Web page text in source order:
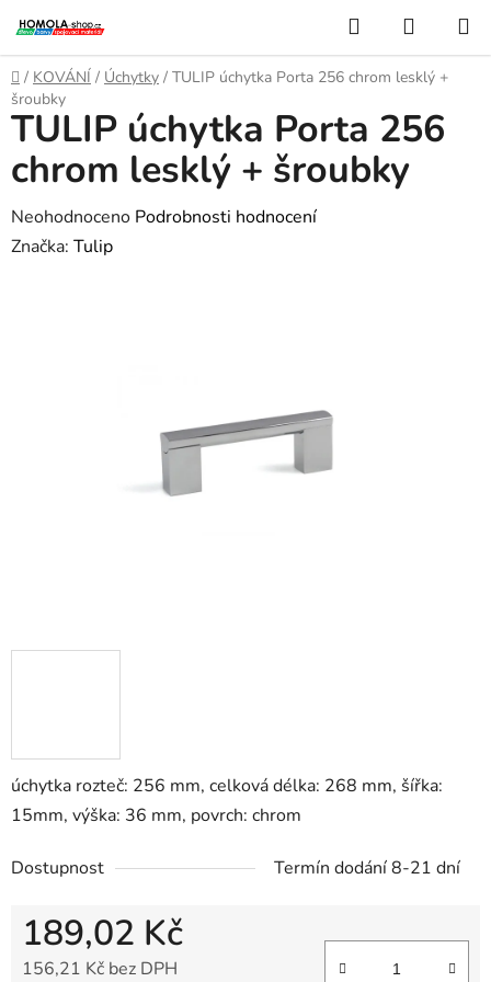
na
obsah
Hledat
KOŠÍK
Domů
/ KOVÁNÍ / Úchytky / TULIP úchytka Porta 256 chrom lesklý +
šroubky
úchytka rozteč: 256 mm, celková délka: 268 mm, šířka:
15mm, výška: 36 mm, povrch: chrom
Dostupnost Termín dodání 8-21 dní
189,02 Kč
156,21 Kč bez DPH
TULIP úchytka Porta 256
chrom lesklý + šroubky
Průměrné
hodnocení
Neohodnoceno Podrobnosti hodnocení
Značka: Tulip